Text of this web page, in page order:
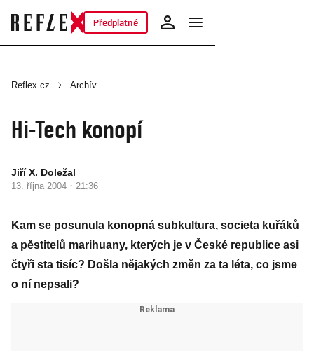
Předplatné
Reflex.cz Archív
Hi-Tech konopí
Jiří X. Doležal
13. října 2004 · 21:36
Kam se posunula konopná subkultura, societa kuřáků
a pěstitelů marihuany, kterých je v České republice asi
čtyři sta tisíc? Došla nějakých změn za ta léta, co jsme
o ní nepsali?